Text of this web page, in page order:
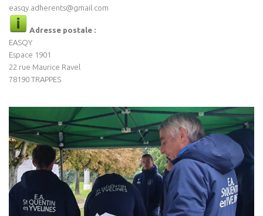
easqy.adherents@gmail.com
Adresse postale :
EASQY
Espace 1901
22 rue Maurice Ravel
78190 TRAPPES